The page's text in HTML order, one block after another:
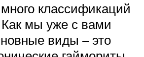
классификаций
Как мы уже с вами
виды – это